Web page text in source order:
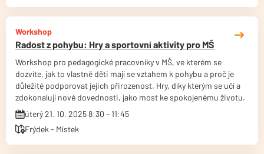
Workshop
Radost z pohybu: Hry a sportovní aktivity pro MŠ
Workshop pro pedagogické pracovníky v MŠ, ve kterém se
dozvíte, jak to vlastně děti mají se vztahem k pohybu a proč je
důležité podporovat jejich přirozenost. Hry, díky kterým se učí a
zdokonalují nové dovednosti, jako most ke spokojenému životu.
úterý 21. 10. 2025 8:30 – 11:45
Frýdek - Místek